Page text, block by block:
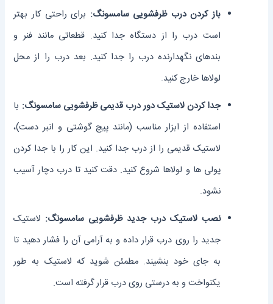
باز کردن درب ظرفشویی سامسونگ: برای راحتی کار بهتر
است درب را از دستگاه جدا کنید. قطعاتی مانند فنر و
بندهای نگهدارنده درب را جدا کنید. بعد درب را از محل
لولاها خارج کنید.
جدا کردن لاستیک دور درب قدیمی ظرفشویی سامسونگ: با
استفاده از ابزار مناسب (مانند پیچ گوشتی و انبر دست)،
لاستیک قدیمی را از درب جدا کنید. این کار را با جدا کردن
پولی ها و لولاها شروع کنید. دقت کنید تا درب دچار آسیب
نشود.
نصب لاستیک درب جدید ظرفشویی سامسونگ: لاستیک
جدید را روی درب قرار داده و به آرامی آن را فشار دهید تا
به جای خود بنشیند. مطمئن شوید که لاستیک به طور
یکنواخت و به درستی روی درب قرار گرفته است.